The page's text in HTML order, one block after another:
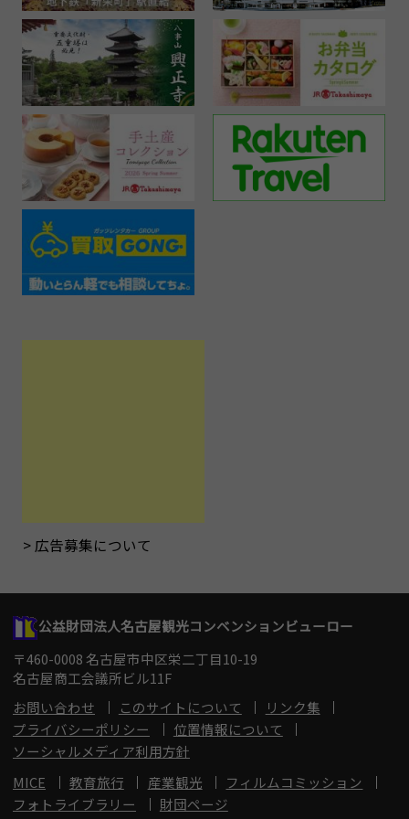
広告募集について
公益財団法人名古屋観光コンベンションビューロー
〒460-0008 名古屋市中区栄二丁目10-19
名古屋商工会議所ビル11F
お問い合わせ
このサイトについて
リンク集
プライバシーポリシー
位置情報について
ソーシャルメディア利用方針
MICE
教育旅行 産業観光
フィルムコミッション
フォトライブラリー
財団ページ